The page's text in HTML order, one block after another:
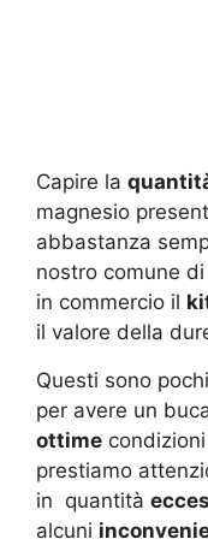
Capire la
magnesio
abbastanza
nostro comune
in commercio il
il valore della
Questi sono
per avere un
ottime
prestiamo
in quantità
alcuni